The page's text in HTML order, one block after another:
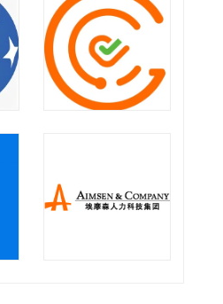
中人品牌研究院
壹人事
如是集团